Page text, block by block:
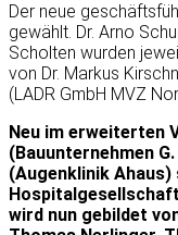
Schumacher
Kirschner
Markus
Kirschner
Der neue
gewählt. Dr. Arno
Scholten wurden
von Dr. Markus
(LADR GmbH MVZ
Neu im erweiterten
(Bauunternehmen
(Augenklinik
wird nun gebildet